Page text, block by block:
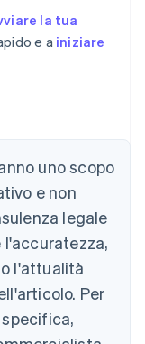
la tua
e ainiziare
uno scopo
e non
legale
l'attualità
Per